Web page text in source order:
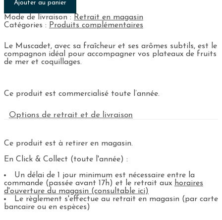
Ajouter au panier
Mode de livraison : Retrait en magasin
Catégories : Produits complémentaires
Le Muscadet, avec sa fraîcheur et ses arômes subtils, est le
compagnon idéal pour accompagner vos plateaux de fruits
de mer et coquillages.
Ce produit est commercialisé toute l’année.
Options de retrait et de livraison
Ce produit est à retirer en magasin.
En Click & Collect (toute l'année) :
Un délai de 1 jour minimum est nécessaire entre la
commande (passée avant 17h) et le retrait aux horaires
d'ouverture du magasin (consultable ici)
Le règlement s'effectue au retrait en magasin (par carte
bancaire ou en espèces)